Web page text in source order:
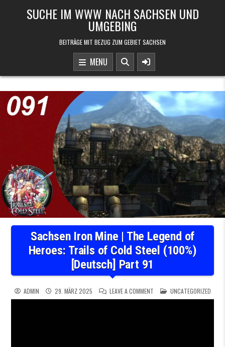
SUCHE IM WWW NACH SACHSEN UND
UMGEBING
BEITRÄGE MIT BEZUG ZUM GEBIET SACHSEN
MENU
Sachsen Iron Mine | The Legend of
Heroes: Trails of Cold Steel (100%)
[Deutsch] Part 91
ADMIN 29. MÄRZ 2025 LEAVE A COMMENTON SACHSEN IRON MINE |
POSTED IN
UNCATEGORIZED